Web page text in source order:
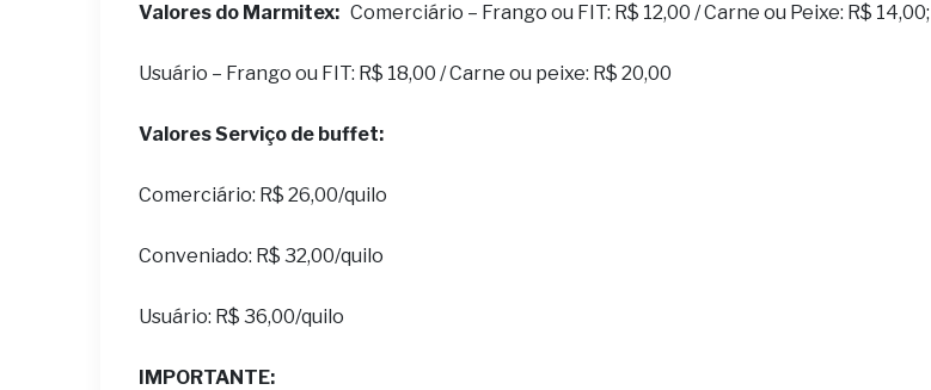
Valores do Marmitex: Comerciário – Frango ou FIT: R$ 12,00 / Carne ou Peixe: R$ 14,00;
Usuário – Frango ou FIT: R$ 18,00 / Carne ou peixe: R$ 20,00
Valores Serviço de buffet:
Comerciário: R$ 26,00/quilo
Conveniado: R$ 32,00/quilo
Usuário: R$ 36,00/quilo
IMPORTANTE: